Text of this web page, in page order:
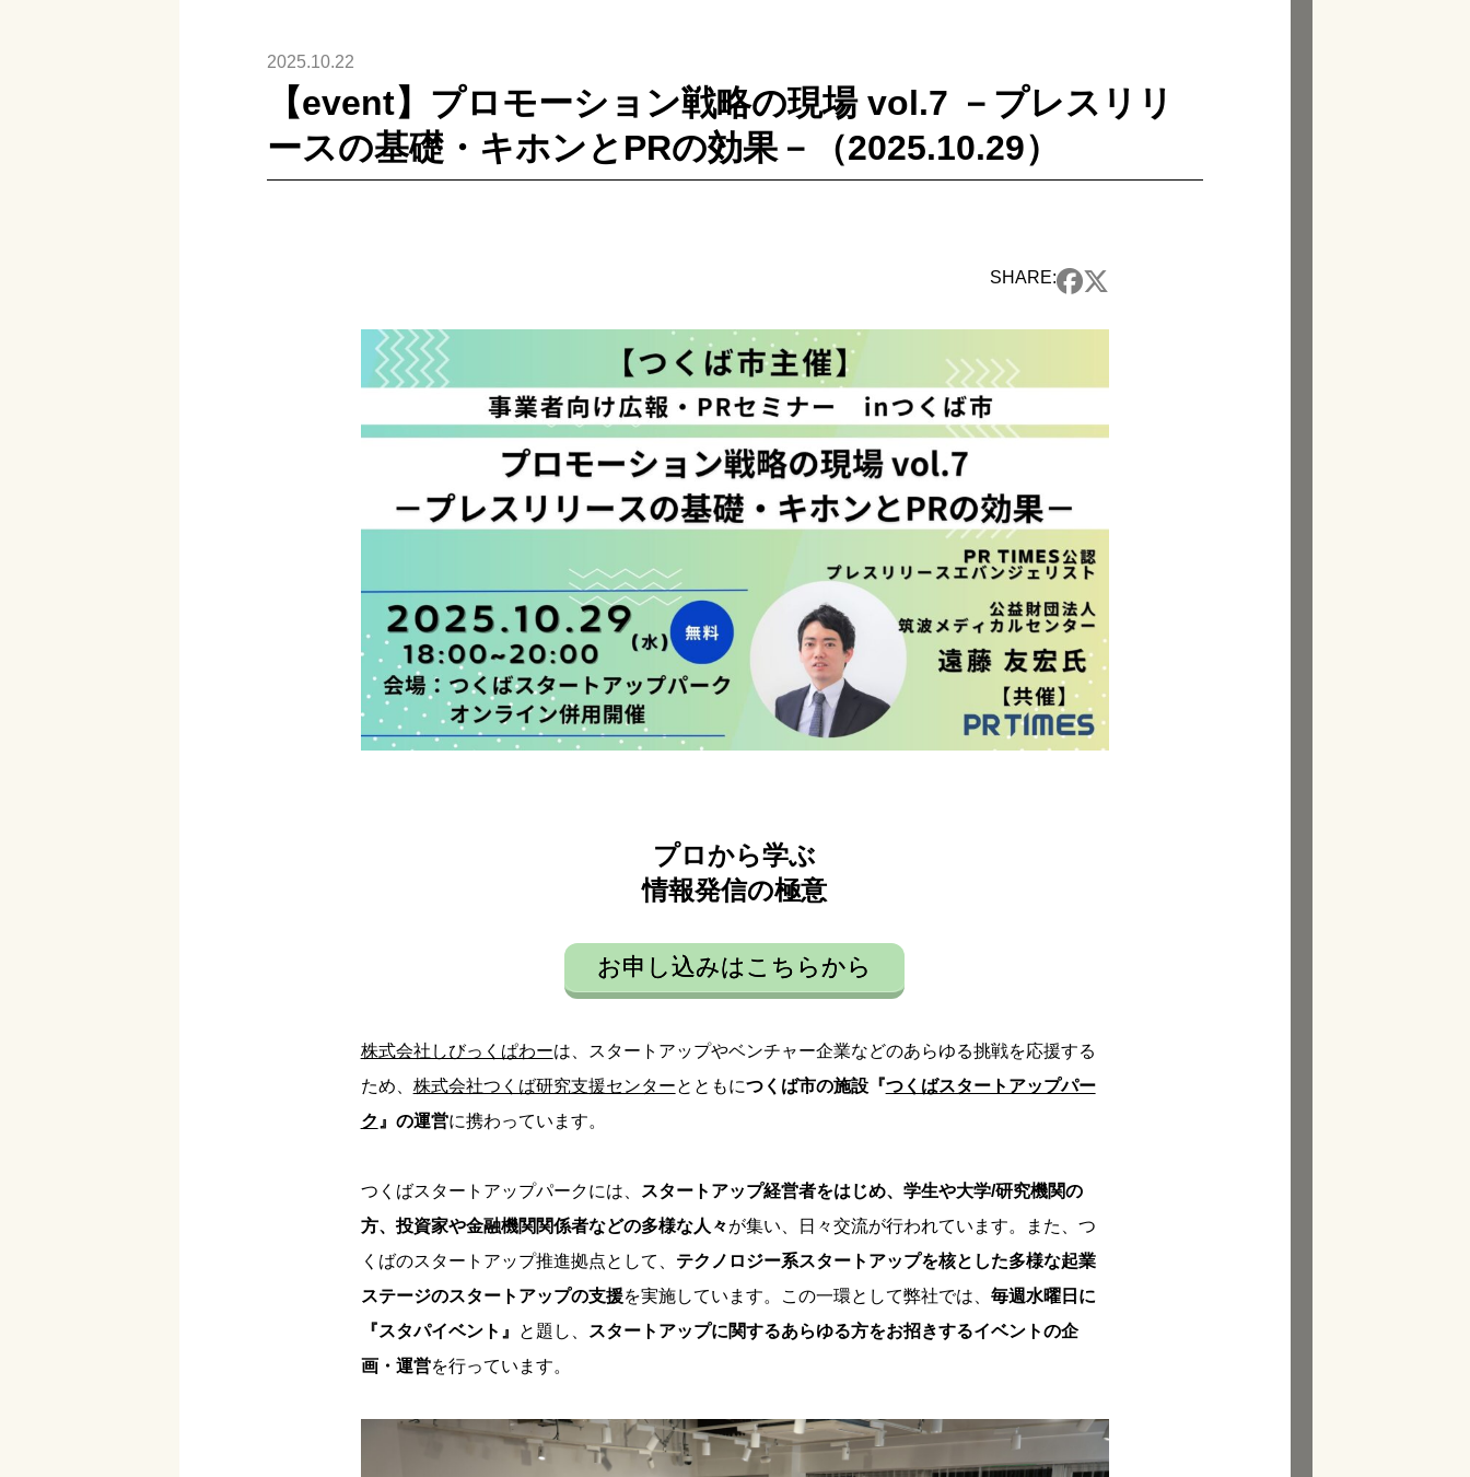
2025.10.22
【event】プロモーション戦略の現場 vol.7 －プレスリリ
ースの基礎・キホンとPRの効果－（2025.10.29）
SHARE:
プロから学ぶ
情報発信の極意
お申し込みはこちらから
株式会社しびっくぱわーは、スタートアップやベンチャー企業などのあらゆる挑戦を応援する
ため、 株式会社つくば研究支援センターとともにつく ば市の施設『つくばスタートアップパー
ク 』の運営に携わっています。
つくばスタートアップパークには、
スタートアップ経営者をはじめ、学生や大学/研究機関の
方、投資家や金融機関関係者などの多様な人々が集い、日々交流が行われています。また、つ
くばのスタートアップ推進拠点として、 テクノロジー系スタートアップを核とした多様な起業
ステージのスタートアップの支援を実施しています。この一環として弊社では、 毎週水曜日に
『スタパイベント』
と題し、
スタートアップに関するあらゆる方をお招きするイベントの企
画・運営を行っています。